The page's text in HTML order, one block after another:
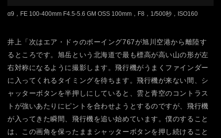
α9，FE 100-400mm F4.5-5.6 GM OSS 100mm，F8，1/500秒，ISO160
井上「次はエア・ドゥのボーイング767が旭川空港から離陸す
るところです。旭岳という北海道で最も標高が高い山の形が左
右対称になるように撮影します。飛行機がうまくファインダー
に入ってくれるタイミングを待ちます。飛行機が来ない間、シ
ャッターボタンを半押しにしていると、雲と青空のコントラス
トが強いあたりにピントを合わせようとするのですが、飛行機
が入ってきた瞬間、飛行機を追い始めています。僕のすること
は、この画角を保ったままシャッターボタンを押し続けること